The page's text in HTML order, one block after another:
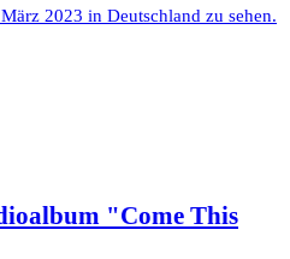
2023 in Deutschland zu sehen.
"Come This